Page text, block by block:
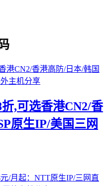
,可选香港CN2/香
原生IP/美国三网